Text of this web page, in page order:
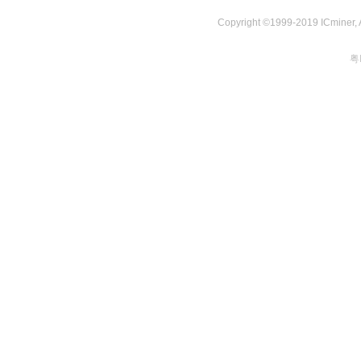
Copyright ©1999-2019 ICminer,